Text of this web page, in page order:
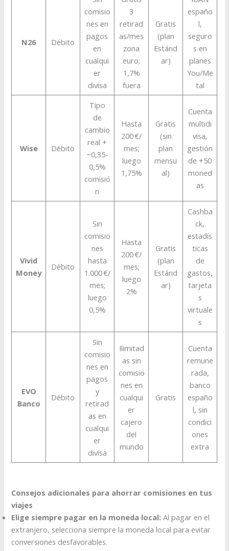
N26 Débito
comisio
nes en
pagos
en
cualqui
er
divisa
3
retirad
as/mes
zona
euro;
1,7%
fuera
Gratis
(plan
Estánd
ar)
españo
l,
seguro
s en
planes
You/Me
tal
Wise Débito
Tipo
de
cambio
real +
~0,35-
0,5%
comisió
n
Hasta
200 €/
mes;
luego
1,75%
Gratis
(sin
plan
mensu
al)
Cuenta
multidi
visa,
gestión
de +50
moned
as
Vivid
Money
Débito
Sin
comisio
nes
hasta
1.000 €/
mes;
luego
0,5%
Hasta
200 €/
mes;
luego
2%
Gratis
(plan
Estánd
ar)
Cashba
ck,
estadís
ticas
de
gastos,
tarjeta
s
virtuale
s
EVO
Banco
Débito
Sin
comisio
nes en
pagos
y
retirad
as en
cualqui
er
divisa
Ilimitad
as sin
comisio
nes en
cualqui
er
cajero
del
mundo
Gratis
Cuenta
remune
rada,
banco
españo
l, sin
condici
ones
extra
Consejos adicionales para ahorrar comisiones en tus
viajes
Elige siempre pagar en la moneda local: Al pagar en el
extranjero, selecciona siempre la moneda local para evitar
conversiones desfavorables.